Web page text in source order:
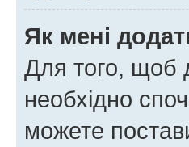
Як мені
Для того, щоб
необхідно
можете